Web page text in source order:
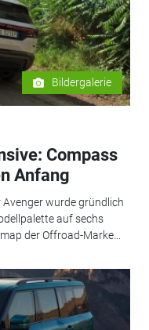
Bildergalerie
Compass
Anfang
wurde gründlich
auf sechs
der Offroad-Marke...